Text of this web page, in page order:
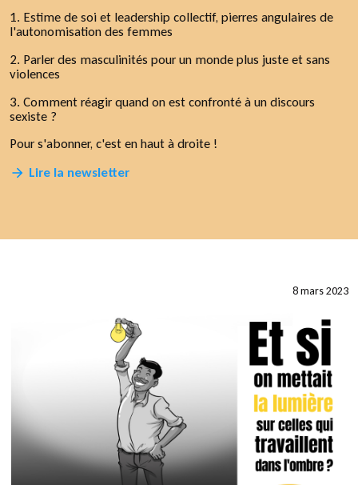
1. Estime de soi et leadership collectif, pierres angulaires de
l'autonomisation des femmes
2. Parler des masculinités pour un monde plus juste et sans
violences
3. Comment réagir quand on est confronté à un discours
sexiste ?
Pour s'abonner, c'est en haut à droite !
Lire la newsletter
8 mars 2023